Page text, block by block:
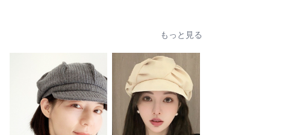
もっと見る